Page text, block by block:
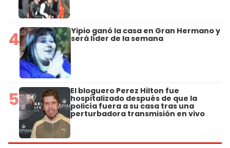
4 Yipio ganó la casa en Gran Hermano y
será líder de la semana
5 El bloguero Perez Hilton fue
hospitalizado después de que la
policía fuera a su casa tras una
perturbadora transmisión en vivo